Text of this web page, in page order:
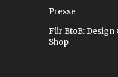
Presse
Für BtoB: Design
Shop